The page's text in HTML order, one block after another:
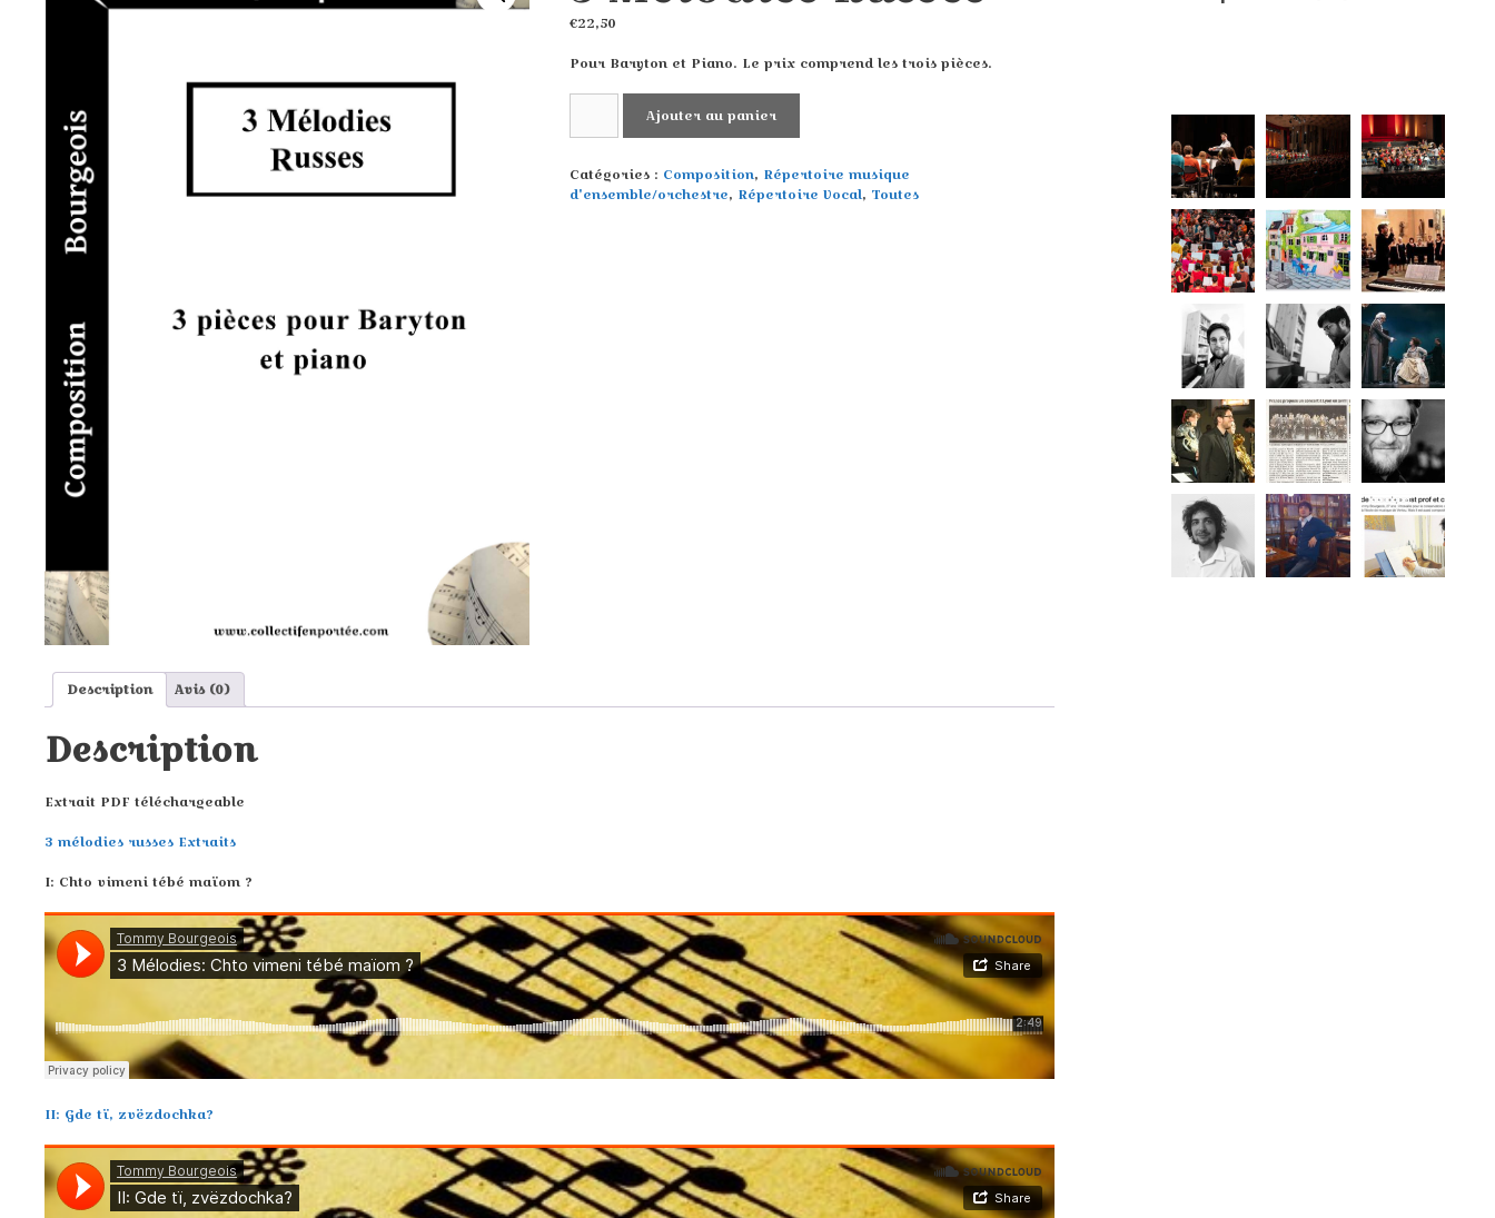
€22,50
Pour Baryton et Piano. Le prix comprend les trois pièces.
3
Russes
Ajouter au panier
Catégories : Composition, Répertoire musique
d'ensemble/orchestre, Répertoire Vocal, Toutes
Description Avis (0)
Description
Extrait PDF téléchargeable
3 mélodies russes Extraits
I: Chto vimeni tébé maïom ?
II: Gde tï, zvëzdochka?